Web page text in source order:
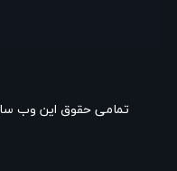
تمامی حقوق این وب